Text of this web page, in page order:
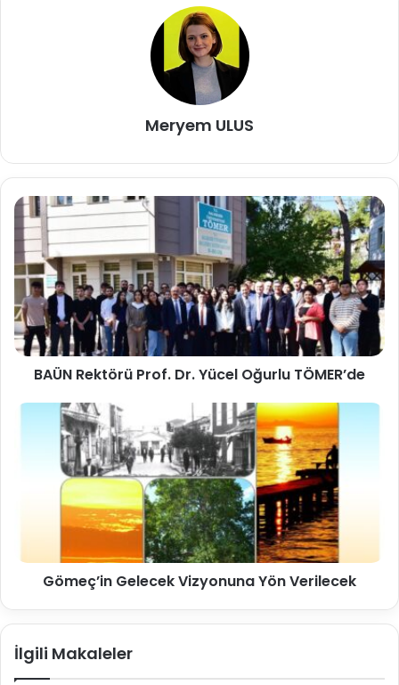
Meryem ULUS
BAÜN Rektörü Prof. Dr. Yücel Oğurlu TÖMER’de
Gömeç’in Gelecek Vizyonuna Yön Verilecek
İlgili Makaleler